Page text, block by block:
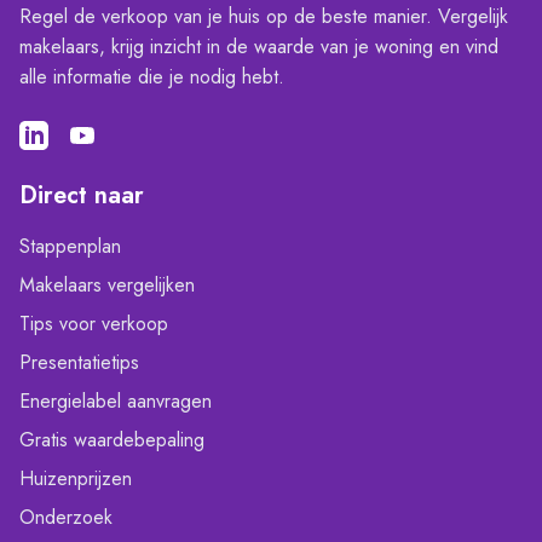
Regel de verkoop van je huis op de beste manier. Vergelijk
makelaars, krijg inzicht in de waarde van je woning en vind
alle informatie die je nodig hebt.
Direct naar
Stappenplan
Makelaars vergelijken
Tips voor verkoop
Presentatietips
Energielabel aanvragen
Gratis waardebepaling
Huizenprijzen
Onderzoek